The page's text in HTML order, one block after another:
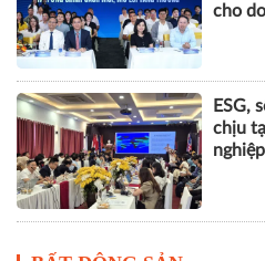
cho
ESG,
chịu